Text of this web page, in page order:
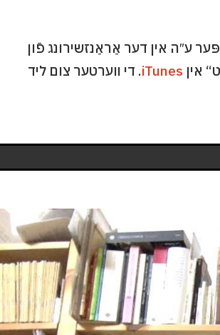
קופּער ע″ה אין דער אַראַנזשירונג פֿון
אין iTunes. די װערטער צום ליד